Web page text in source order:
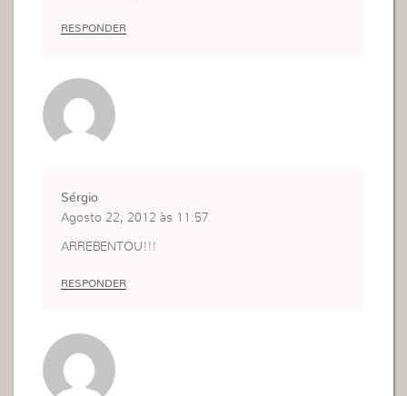
RESPONDER
Sérgio
Agosto 22, 2012 às 11:57
ARREBENTOU!!!
RESPONDER